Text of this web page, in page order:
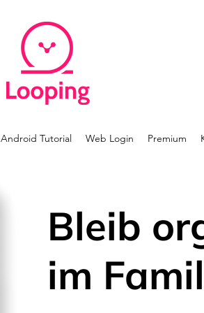
Android Tutorial Web Login Premium
Bleib
im